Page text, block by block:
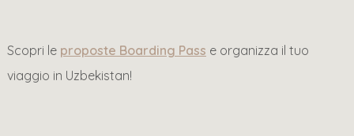
Scopri le proposte Boarding Pass e organizza il tuo
viaggio in Uzbekistan!